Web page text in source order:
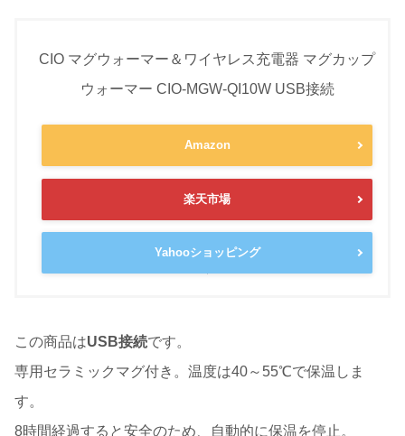
CIO マグウォーマー＆ワイヤレス充電器 マグカップ
ウォーマー CIO-MGW-QI10W USB接続
Amazon
楽天市場
Yahooショッピング
この商品はUSB接続です。
専用セラミックマグ付き。温度は40～55℃で保温しま
す。
8時間経過すると安全のため、自動的に保温を停止。